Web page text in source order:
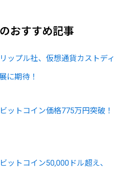
おすすめ記事
ップル社、仮想通貨カストディ
に期待！
ットコイン価格775万円突破！
ットコイン50,000ドル超え、